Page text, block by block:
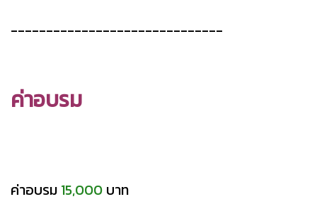
------------------------------
ค่าอบรม
ค่าอบรม 15,000 บาท